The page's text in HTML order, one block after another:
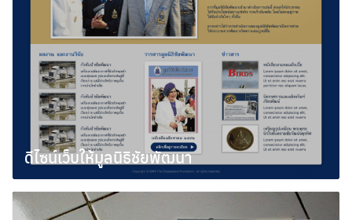
ดีไซน์เว็บให้มูลนิธิชัยพัฒนา